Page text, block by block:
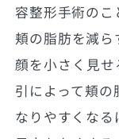
容整形手術のこ
頬の脂肪を減ら
顔を小さく見
引によって頬
なりやすくな